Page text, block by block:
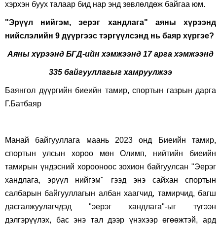
хэрхэн буух талаар бид нар энд зөвлөлдөж байгаа юм.
"Эрүүл нийгэм, эерэг хандлага" аяны хүрээнд
нийслэлийн 9 дүүргээс тэргүүлсэнд нь баяр хүргэе?
Аяны хүрээнд БГД-ийн хэмжээнд 17 арга хэмжээнд
335 байгууллагыг хамруулжээ
Баянгол дүүргийн биеийн тамир, спортын газрын дарга
Г.Батбаяр
Манай байгууллага маань 2023 онд Биеийн тамир,
спортын улсын хороо мөн Олимп, нийтийн биеийн
тамирын үндэсний хорооноос зохион байгуулсан "Эерэг
хандлага, эрүүл нийгэм" гээд энэ сайхан спортын
салбарын байгууллагын албан хаагчид, тамирчид, багш
дасгалжуулагчдэд "эерэг хандлага"-ыг түгээн
дэлгэрүүлэх, бас энэ тал дээр үнэхээр өгөөжтэй, ард